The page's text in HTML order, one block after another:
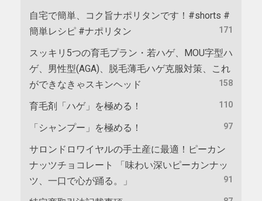
自宅で簡単、コク旨ナポリタンです！#shorts #
簡単レシピ #ナポリタン
171
スッキリ5つの育毛プラン・若ハゲ、MOU字型ハ
ゲ、男性型(AGA)、脱毛薄毛ハゲ克服対策、これ
ができなきゃスキンヘッド
158
育毛剤「ハゲ」を極める！ 110
「シャンプー」を極める！ 97
サロンドロワイヤルの手土産に最適！ピーカン
ナッツチョコレート 「味わい深いピーカンナッ
ツ、一口で心が踊る。」
91